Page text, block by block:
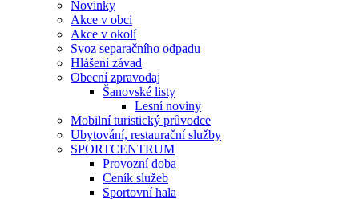
Novinky
Akce v obci
Akce v okolí
Svoz separačního odpadu
Hlášení závad
Obecní zpravodaj
Šanovské listy
Lesní noviny
Mobilní turistický průvodce
Ubytování, restaurační služby
SPORTCENTRUM
Provozní doba
Ceník služeb
Sportovní hala